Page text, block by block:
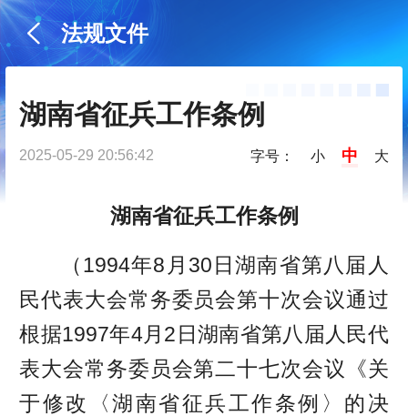
法规文件
湖南省征兵工作条例
2025-05-29 20:56:42 字号： 小 中 大
湖南省征兵工作条例
（1994年8月30日湖南省第八届人
民代表大会常务委员会第十次会议通过
根据1997年4月2日湖南省第八届人民代
表大会常务委员会第二十七次会议《关
于修改〈湖南省征兵工作条例〉的决